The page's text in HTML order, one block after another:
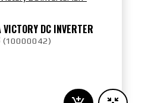
DC INVERTER
(10000042)